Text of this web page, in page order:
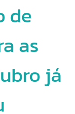
de
as
já